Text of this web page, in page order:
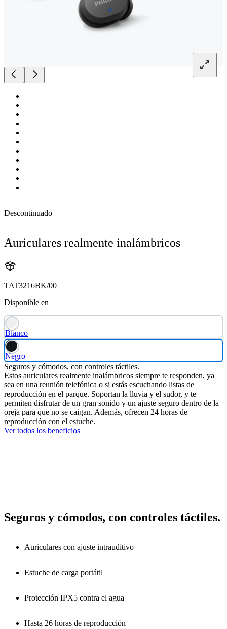
Descontinuado
Auriculares realmente inalámbricos
TAT3216BK/00
Disponible en
Blanco
Negro
Seguros y cómodos, con controles táctiles.
Estos auriculares realmente inalámbricos siempre te responden, ya
sea en una reunión telefónica o si estás escuchando listas de
reproducción en el parque. Soportan la lluvia y el sudor, y te
permiten disfrutar de un gran sonido y un ajuste seguro dentro de la
oreja para que no se caigan. Además, ofrecen 24 horas de
reproducción con el estuche.
Ver todos los beneficios
Seguros y cómodos, con controles táctiles.
Auriculares con ajuste intrauditivo
Estuche de carga portátil
Protección IPX5 contra el agua
Hasta 26 horas de reproducción